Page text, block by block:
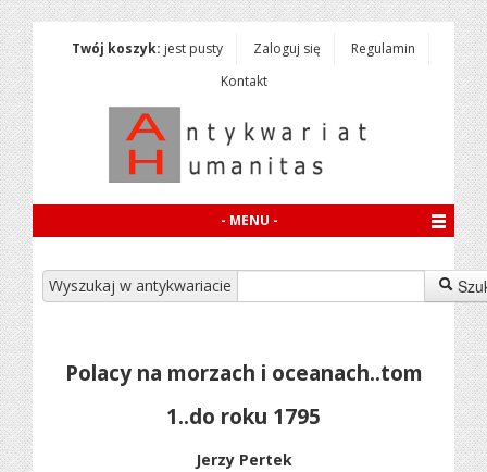
Twój koszyk: jest pusty Zaloguj się
Regulamin
Kontakt
- MENU -
Wyszukaj w antykwariacie
Polacy na morzach i oceanach..tom
1..do roku 1795
Jerzy Pertek